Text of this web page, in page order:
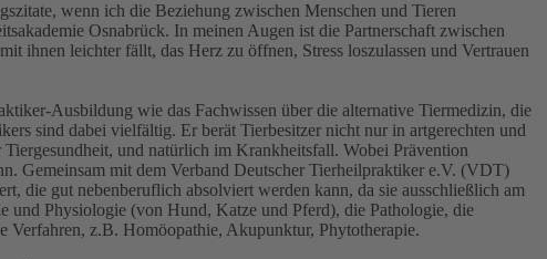
wenn ich die Beziehung zwischen Menschen und Tieren
Osnabrück. In meinen Augen ist die Partnerschaft zwischen
ihnen leichter fällt, das Herz zu öffnen, Stress loszulassen und Vertrauen
Ausbildung wie das Fachwissen über die alternative Tiermedizin, die
sind dabei vielfältig. Er berät Tierbesitzer nicht nur in artgerechten und
und natürlich im Krankheitsfall. Wobei Prävention
Gemeinsam mit dem Verband Deutscher Tierheilpraktiker e.V. (VDT)
die gut nebenberuflich absolviert werden kann, da sie ausschließlich am
und Physiologie (von Hund, Katze und Pferd), die Pathologie, die
Verfahren, z.B. Homöopathie, Akupunktur, Phytotherapie.